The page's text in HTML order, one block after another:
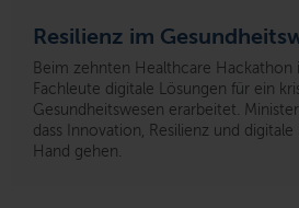
Resilienz im
Beim zehnten Healthcare Hackathon
Fachleute digitale Lösungen für ein
Gesundheitswesen erarbeitet.
dass Innovation, Resilienz und
Hand gehen.